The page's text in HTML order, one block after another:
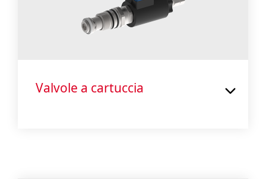
Valvole a cartuccia